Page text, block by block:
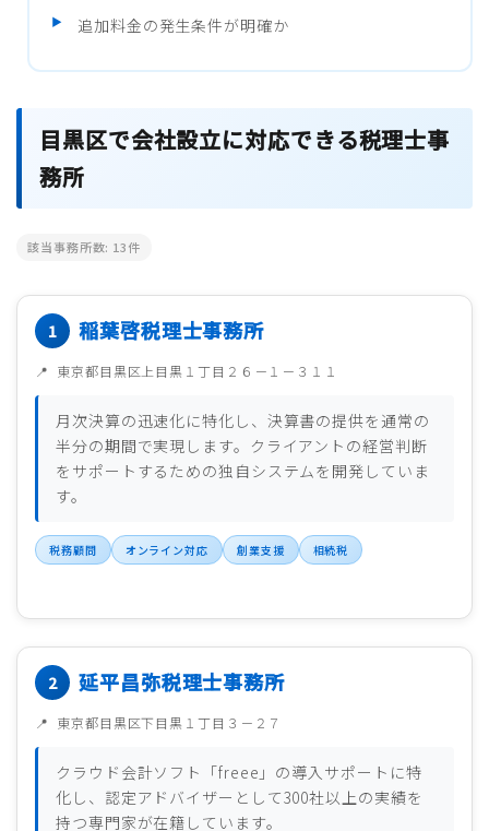
追加料金の発生条件が明確か
目黒区で会社設立に対応できる税理士事
務所
該当事務所数: 13件
稲葉啓税理士事務所
東京都目黒区上目黒１丁目２６－１－３１１
月次決算の迅速化に特化し、決算書の提供を通常の
半分の期間で実現します。クライアントの経営判断
をサポートするための独自システムを開発していま
す。
税務顧問 オンライン対応 創業支援 相続税
延平昌弥税理士事務所
東京都目黒区下目黒１丁目３－２７
クラウド会計ソフト「freee」の導入サポートに特
化し、認定アドバイザーとして300社以上の実績を
持つ専門家が在籍しています。